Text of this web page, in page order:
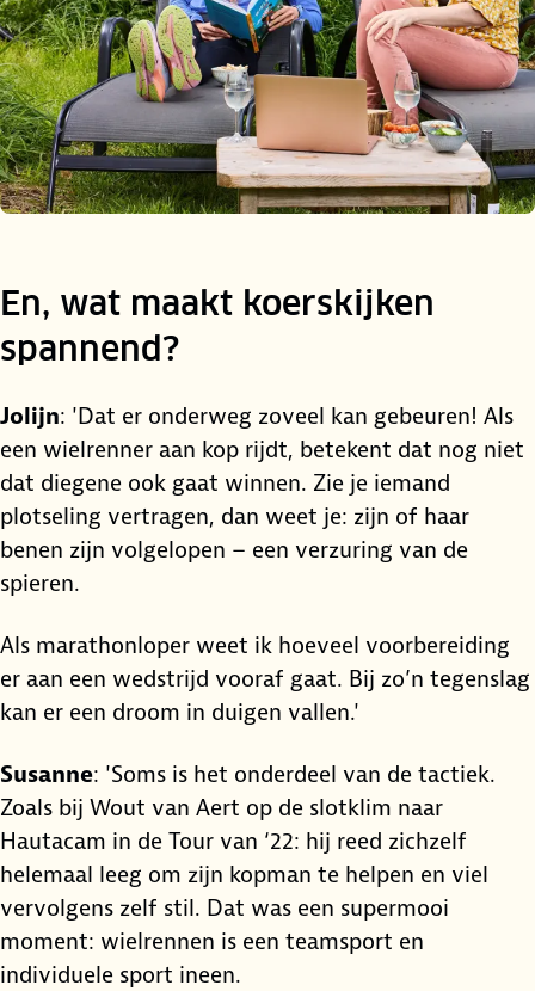
En, wat maakt koerskijken
spannend?
Jolijn: 'Dat er onderweg zoveel kan gebeuren! Als
een wielrenner aan kop rijdt, betekent dat nog niet
dat diegene ook gaat winnen. Zie je iemand
plotseling vertragen, dan weet je: zijn of haar
benen zijn volgelopen – een verzuring van de
spieren.
Als marathonloper weet ik hoeveel voorbereiding
er aan een wedstrijd vooraf gaat. Bij zo’n tegenslag
kan er een droom in duigen vallen.'
Susanne: 'Soms is het onderdeel van de tactiek.
Zoals bij Wout van Aert op de slotklim naar
Hautacam in de Tour van ‘22: hij reed zichzelf
helemaal leeg om zijn kopman te helpen en viel
vervolgens zelf stil. Dat was een supermooi
moment: wielrennen is een teamsport en
individuele sport ineen.